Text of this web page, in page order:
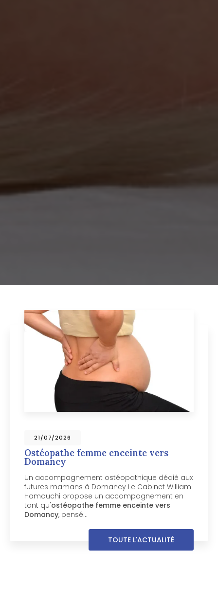
09/07/2026
Ostéopathe pour chien vers
Chamonix-Mont-Blanc
Votre chien mérite un ostéopathe spécialisé
près de Chamonix-Mont-Blanc Votre chien
boite, manque de souplesse ou semble
inconfortable dans ses mouvements ? Le
Cabinet William Hamouchi, basé à Passy…
TOUTE L'ACTUALITÉ